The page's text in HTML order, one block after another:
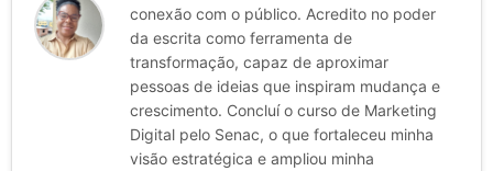
conexão com o público. Acredito no poder
da escrita como ferramenta de
transformação, capaz de aproximar
pessoas de ideias que inspiram mudança e
crescimento. Concluí o curso de Marketing
Digital pelo Senac, o que fortaleceu minha
visão estratégica e ampliou minha